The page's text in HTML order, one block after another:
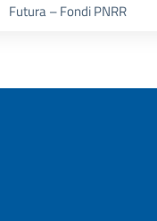
Futura – Fondi PNRR